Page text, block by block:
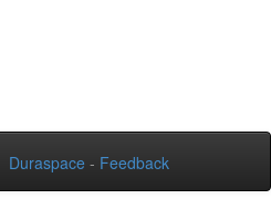
Duraspace - Feedback